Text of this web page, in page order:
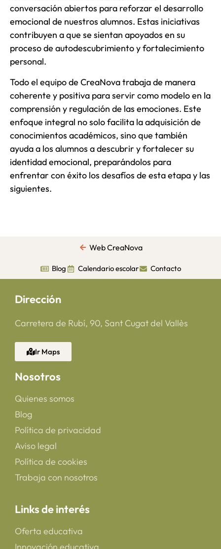
conversación abiertos para reforzar el desarrollo
emocional de nuestros alumnos. Estas iniciativas
contribuyen a que se sientan apoyados en su
proceso de autodescubrimiento y fortalecimiento
personal.
Todo el equipo de CreaNova trabaja de manera
coherente y positiva para servir como modelo en la
comprensión y regulación de las emociones. Este
enfoque integral no solo facilita la adquisición de
conocimientos académicos, sino que también
ayuda a los alumnos a descubrir y fortalecer su
identidad emocional, preparándolos para
enfrentar con éxito los desafíos de esta etapa y las
siguientes.
Web CreaNova
Blog Calendario escolar Contacto
Dirección
Carretera de Rubí, 90, Sant Cugat del Vallès
Ir Maps
Nosotros
Quienes somos
Blog
Política de privacidad
Aviso legal
Política de cookies
Trabaja con nosotros
Links de interés
Oferta educativa